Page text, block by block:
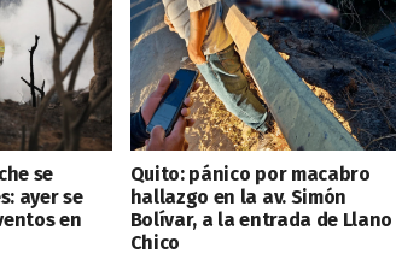
se
ayer se
en
Quito: pánico por macabro
hallazgo en la av. Simón
Bolívar, a la entrada de Llano
Chico